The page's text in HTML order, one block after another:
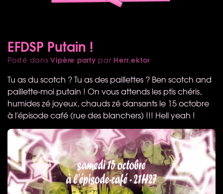
EFDSP Putain !
Posté dansVipère party par Herr.ektor
Tu as du scotch ? Tu as des paillettes ? Ben scotch and
paillette-moi putain ! On vous attends les ptis chéris,
humides zé joyeux, chauds zé dansants le 15 octobre
à l'épisode café (rue des blanchers) !!! Hell yeah !